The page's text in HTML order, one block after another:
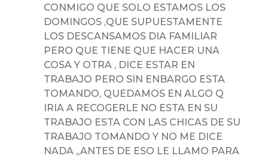
CONMIGO QUE SOLO ESTAMOS LOS
DOMINGOS ,QUE SUPUESTAMENTE
LOS DESCANSAMOS DIA FAMILIAR
PERO QUE TIENE QUE HACER UNA
COSA Y OTRA , DICE ESTAR EN
TRABAJO PERO SIN ENBARGO ESTA
TOMANDO, QUEDAMOS EN ALGO Q
IRIA A RECOGERLE NO ESTA EN SU
TRABAJO ESTA CON LAS CHICAS DE SU
TRABAJO TOMANDO Y NO ME DICE
NADA ,,ANTES DE ESO LE LLAMO PARA